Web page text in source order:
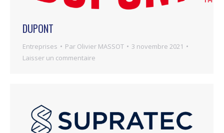
DUPONT
Entreprises Par Olivier MASSOT
3 novembre 2021
Laisser un commentaire